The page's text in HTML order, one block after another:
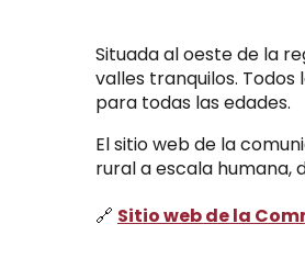
Situada al oeste de la
valles tranquilos.
para todas las edades.
El sitio web de la
rural a escala humana,
🔗 Sitio web de la